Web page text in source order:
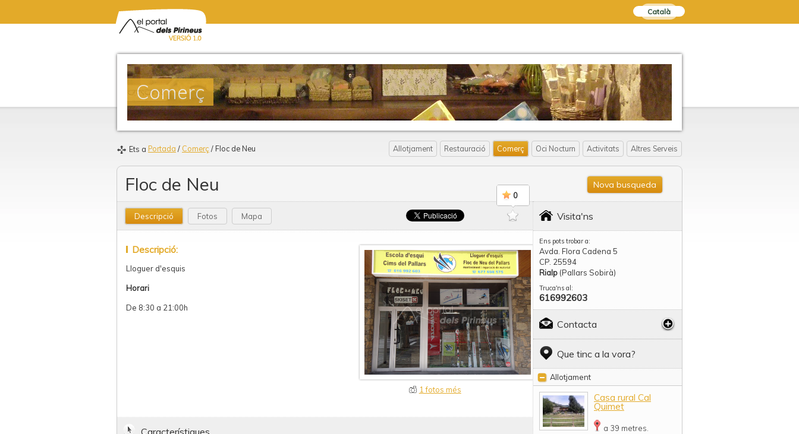
Català
Comerç
Ets a Portada / Comerç / Floc de Neu Allotjament Restauració Comerç Oci Nocturn Activitats Altres Serveis
Floc de Neu
0
Nova busqueda
Descripció Fotos Mapa
Descripció:
Lloguer d'esquis
Horari
De 8:30 a 21:00h
1 fotos més
Característiques
Visita'ns
Ens pots trobar a:
Avda. Flora Cadena 5
CP. 25594
Rialp (Pallars Sobirà)
Truca'ns al:
616992603
Contacta
Que tinc a la vora?
Allotjament
Casa rural Cal
Quimet
a 39 metres.